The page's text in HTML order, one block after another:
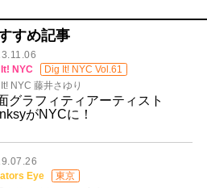
すめ記事
NYC
Dig It! NYC Vol.61
NYC 藤井さゆり
グラフィティアーティスト
がNYCに！
Eye
東京